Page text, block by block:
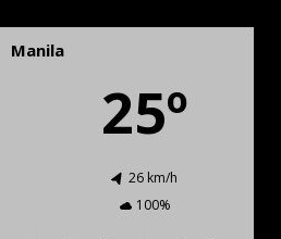
Manila
25º
26 km/h
100%